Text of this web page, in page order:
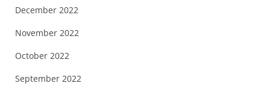
December 2022
November 2022
October 2022
September 2022